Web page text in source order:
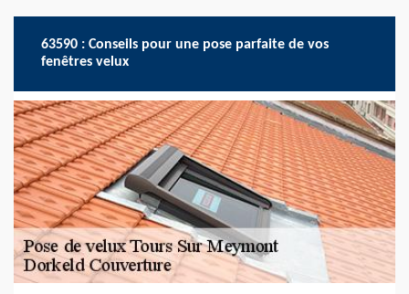
63590 : Conseils pour une pose parfaite de vos
fenêtres velux